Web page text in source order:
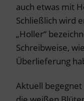
auch etwas mit
Schließlich wird
„Holler“
Schreibweise,
Überlieferung
Aktuell